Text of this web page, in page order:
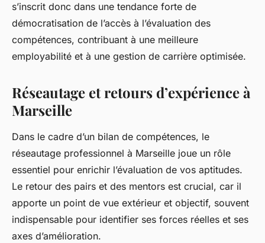
s’inscrit donc dans une tendance forte de
démocratisation de l’accès à l’évaluation des
compétences, contribuant à une meilleure
employabilité et à une gestion de carrière optimisée.
Réseautage et retours d’expérience à
Marseille
Dans le cadre d’un bilan de compétences, le
réseautage professionnel à Marseille joue un rôle
essentiel pour enrichir l’évaluation de vos aptitudes.
Le retour des pairs et des mentors est crucial, car il
apporte un point de vue extérieur et objectif, souvent
indispensable pour identifier ses forces réelles et ses
axes d’amélioration.